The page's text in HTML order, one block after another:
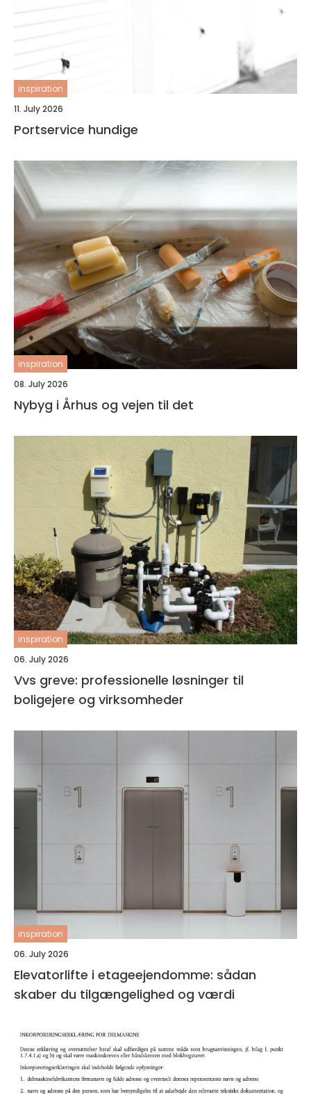
inspiration
11. July 2026
Portservice hundige
inspiration
08. July 2026
Nybyg i Århus og vejen til det
inspiration
06. July 2026
Vvs greve: professionelle løsninger til
boligejere og virksomheder
inspiration
06. July 2026
Elevatorlifte i etageejendomme: sådan
skaber du tilgængelighed og værdi